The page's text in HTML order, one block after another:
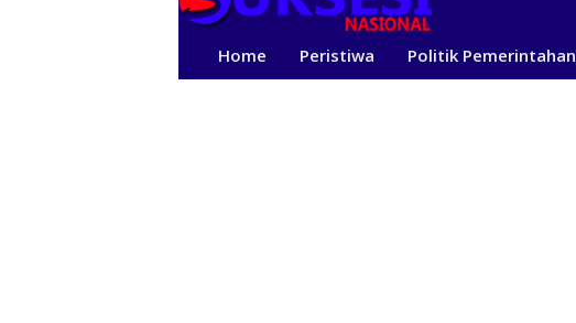
N
i
Home Peristiwa Politik Pemerintahan